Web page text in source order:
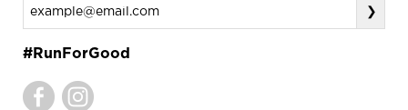
❯
#RunForGood